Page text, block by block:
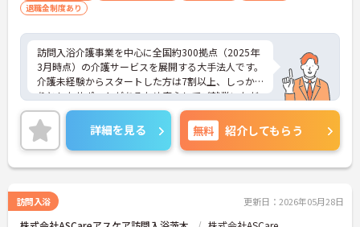
退職金制度あり
訪問入浴介護事業を中心に全国約300拠点（2025年
3月時点）の介護サービスを展開する大手法人です。
介護未経験からスタートした方は7割以上、しっか
りとしたサポートがあるため安心してご就業いただ
けます。お風呂に入れなくて困っている方に、手を
差し伸べてあげられるとてもやりがいのあるお仕事
です。ご興味ある方には、面接対策ポイントなど、
さらに詳細をお話しいたしますのでお気軽にご相談
ください！
詳細を見る 無料 紹介してもらう
訪問入浴 更新日：2026年05月28日